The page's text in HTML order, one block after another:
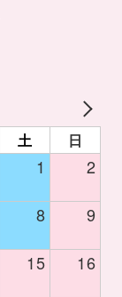
土 日
1 2
8 9
15 16